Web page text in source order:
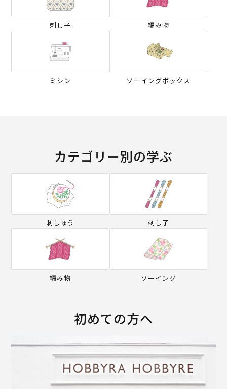
刺し子 編み物
ミシン ソーイングボックス
カテゴリー別の学ぶ
刺しゅう 刺し子
編み物 ソーイング
初めての方へ